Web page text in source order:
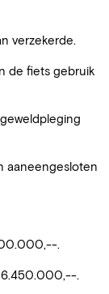
verzekerde.
de fiets gebruik
aaneengesloten
.
6.450.000,--.